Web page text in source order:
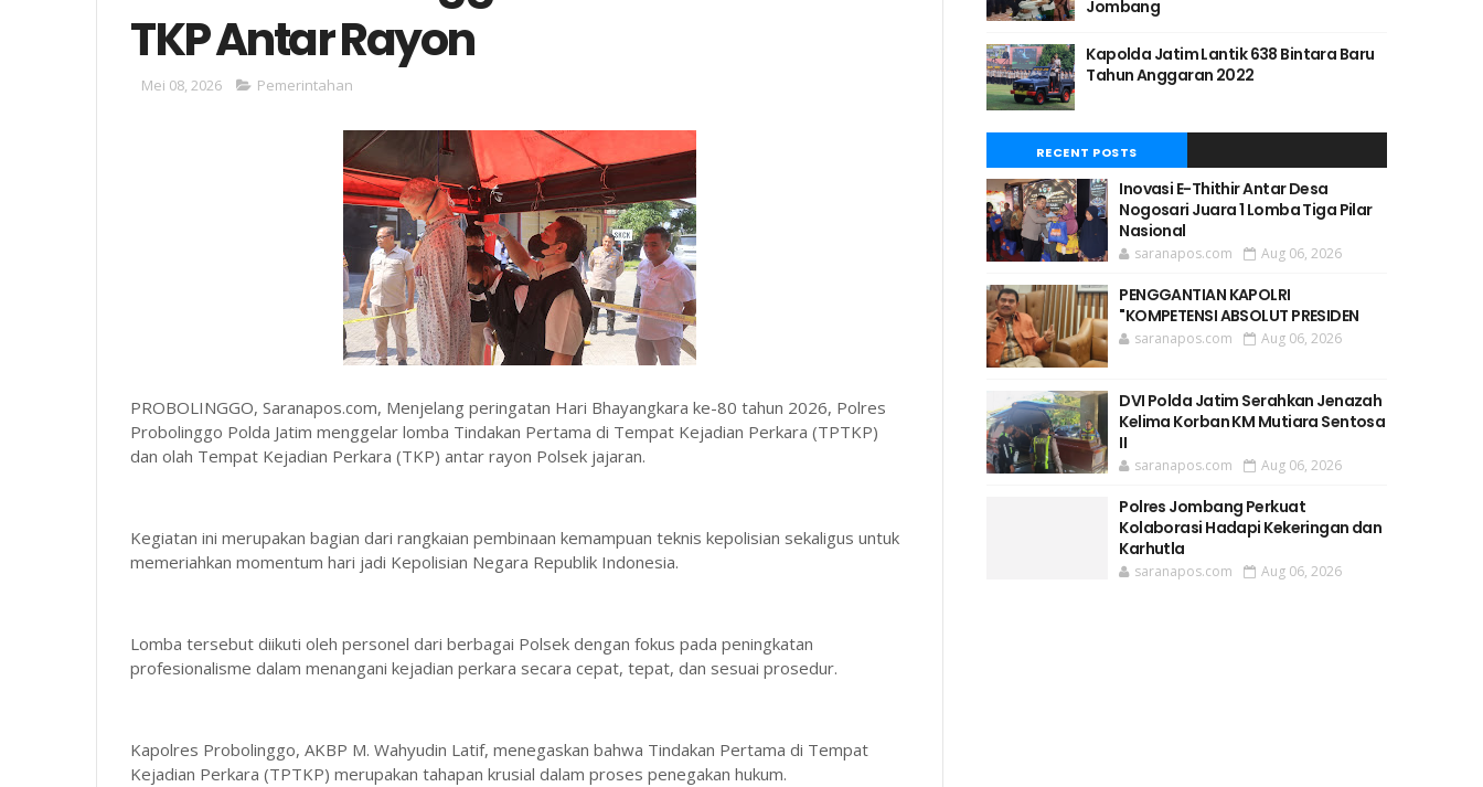
TKP Antar Rayon
Mei 08, 2026 Pemerintahan
PROBOLINGGO, Saranapos.com, Menjelang peringatan Hari Bhayangkara ke-80 tahun 2026, Polres
Probolinggo Polda Jatim menggelar lomba Tindakan Pertama di Tempat Kejadian Perkara (TPTKP)
dan olah Tempat Kejadian Perkara (TKP) antar rayon Polsek jajaran.
Kegiatan ini merupakan bagian dari rangkaian pembinaan kemampuan teknis kepolisian sekaligus untuk
memeriahkan momentum hari jadi Kepolisian Negara Republik Indonesia.
Lomba tersebut diikuti oleh personel dari berbagai Polsek dengan fokus pada peningkatan
profesionalisme dalam menangani kejadian perkara secara cepat, tepat, dan sesuai prosedur.
Kapolres Probolinggo, AKBP M. Wahyudin Latif, menegaskan bahwa Tindakan Pertama di Tempat
Kejadian Perkara (TPTKP) merupakan tahapan krusial dalam proses penegakan hukum.
Jombang
Kapolda Jatim Lantik 638 Bintara Baru
Tahun Anggaran 2022
RECENT POSTS
Inovasi E-Thithir Antar Desa
Nogosari Juara 1 Lomba Tiga Pilar
Nasional
saranapos.com Aug 06, 2026
PENGGANTIAN KAPOLRI
"KOMPETENSI ABSOLUT PRESIDEN
saranapos.com Aug 06, 2026
DVI Polda Jatim Serahkan Jenazah
Kelima Korban KM Mutiara Sentosa
II
saranapos.com Aug 06, 2026
Polres Jombang Perkuat
Kolaborasi Hadapi Kekeringan dan
Karhutla
saranapos.com Aug 06, 2026